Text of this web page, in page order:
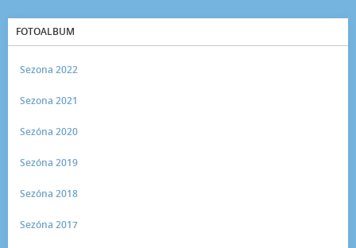
FOTOALBUM
Sezona 2022
Sezona 2021
Sezóna 2020
Sezóna 2019
Sezóna 2018
Sezóna 2017